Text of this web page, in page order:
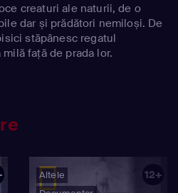
creaturi ale naturii, de o
dar și prădători nemiloși. De
stăpânesc regatul
față de prada lor.
Altele
12+